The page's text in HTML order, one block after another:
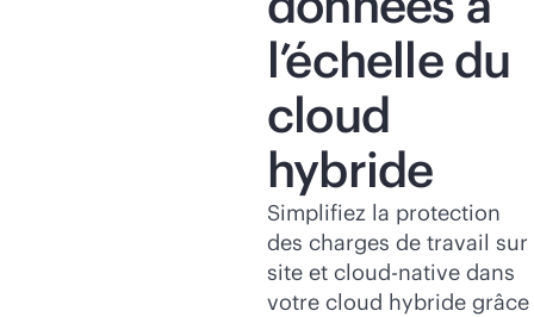
l’échelle du
cloud
hybride
Simplifiez la protection
des charges de travail sur
site et cloud-native dans
votre cloud hybride grâce